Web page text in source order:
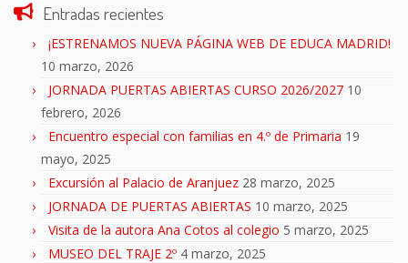
Entradas recientes
¡ESTRENAMOS NUEVA PÁGINA WEB DE EDUCA MADRID!
10 marzo, 2026
JORNADA PUERTAS ABIERTAS CURSO 2026/2027 10
febrero, 2026
Encuentro especial con familias en 4.º de Primaria 19
mayo, 2025
Excursión al Palacio de Aranjuez 28 marzo, 2025
JORNADA DE PUERTAS ABIERTAS 10 marzo, 2025
Visita de la autora Ana Cotos al colegio 5 marzo, 2025
MUSEO DEL TRAJE 2º 4 marzo, 2025